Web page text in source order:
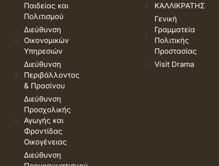
Παιδείας και
Πολιτισμού
Διεύθυνση
Οικονομικών
Υπηρεσιών
Διεύθυνση
Περιβάλλοντος
& Πρασίνου
Διεύθυνση
Προσχολικής
Αγωγής και
Φροντίδας
Οικογένειας
Διεύθυνση
ΚΑΛΛΙΚΡΑΤΗΣ
Γενική
Γραμματεία
Πολιτικής
Προστασίας
Visit Drama